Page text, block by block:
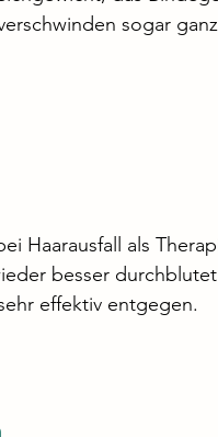
sogar
Haarausfall als
besser
effektiv entgegen.